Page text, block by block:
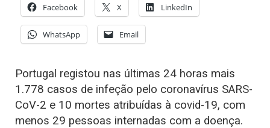
Facebook X LinkedIn
WhatsApp Email
Portugal registou nas últimas 24 horas mais
1.778 casos de infeção pelo coronavírus SARS-
CoV-2 e 10 mortes atribuídas à covid-19, com
menos 29 pessoas internadas com a doença.